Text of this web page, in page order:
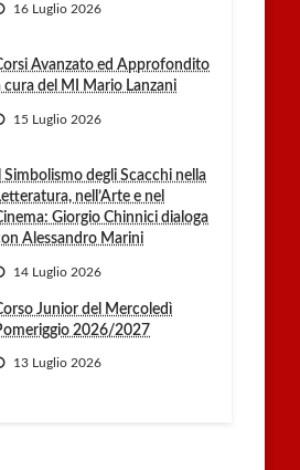
16 Luglio 2026
Avanzato ed Approfondito
cura del MI Mario Lanzani
15 Luglio 2026
Il Simbolismo degli Scacchi nella
nell’Arte e nel
Giorgio Chinnici dialoga
Alessandro Marini
14 Luglio 2026
Junior del Mercoledì
2026/2027
13 Luglio 2026